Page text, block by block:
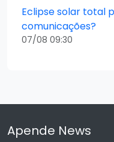
Eclipse solar total
comunicações?
07/08 09:30
Apende News